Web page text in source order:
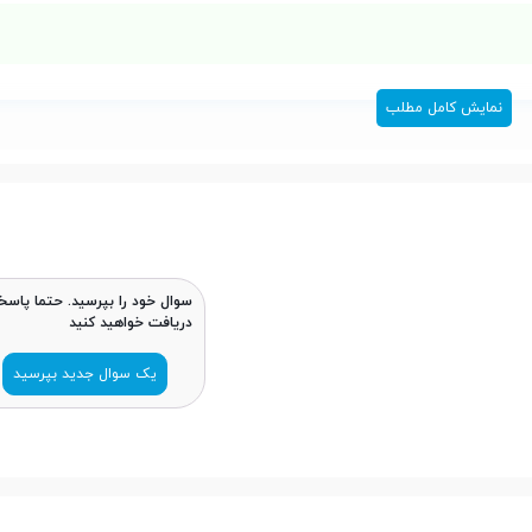
نمایش کامل مطلب
سوال خود را بپرسید. حتما
دریافت خواهید کنید
یک سوال جدید بپرسید